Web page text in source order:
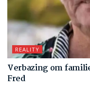
REALITY
Verbazing om
Fred